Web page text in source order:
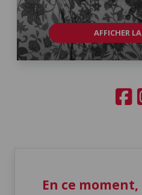
AFFICHER
En ce